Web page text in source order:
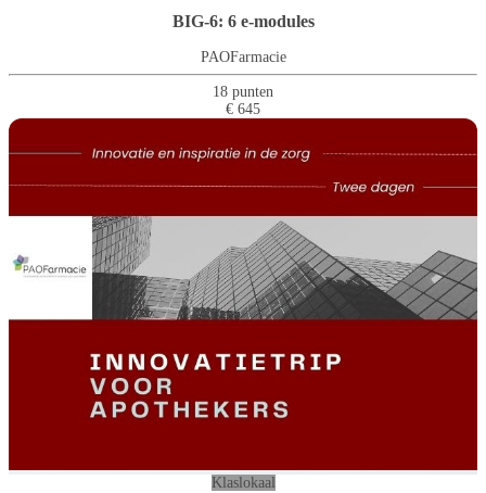
BIG-6: 6 e-modules
PAOFarmacie
18 punten
€ 645
Klaslokaal